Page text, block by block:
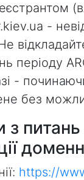
-
періоду
-
без
з
https://